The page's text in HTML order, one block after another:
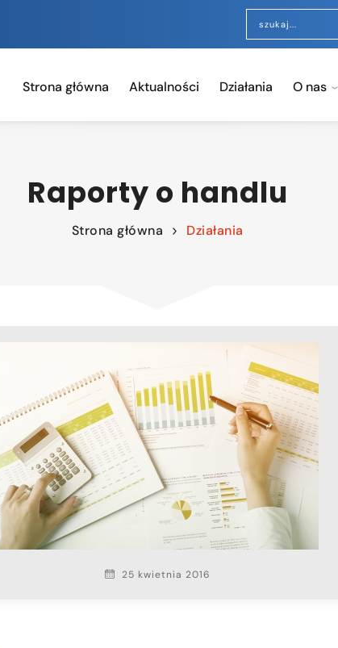
Strona główna Aktualności Działania O nas
Raporty o handlu
Strona główna Działania
25 kwietnia 2016